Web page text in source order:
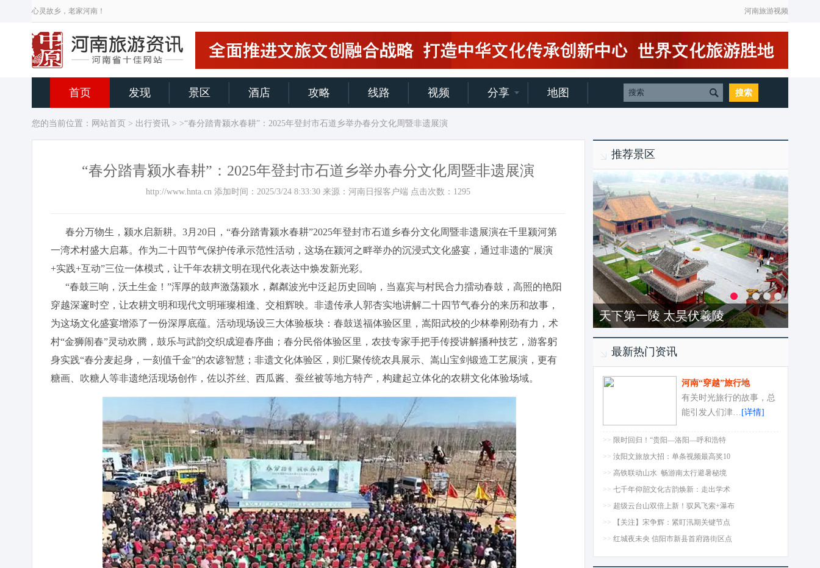
心灵故乡，老家河南！ 河南旅游视频
首页 发现 景区 酒店 攻略 线路 视频 分享 地图
您的当前位置： 网站首页 > 出行资讯 > >“春分踏青颍水春耕”：2025年登封市石道乡举办春分文化周暨非遗展演
“春分踏青颍水春耕”：2025年登封市石道乡举办春分文化周暨非遗展演
http://www.hnta.cn 添加时间：2025/3/24 8:33:30 来源：河南日报客户端 点击次数： 1295
春分万物生，颍水启新耕。3月20日，“春分踏青颍水春耕”2025年登封市石道乡春分文化周暨非遗展演在千里颍河第
一湾术村盛大启幕。作为二十四节气保护传承示范性活动，这场在颍河之畔举办的沉浸式文化盛宴，通过非遗的“展演
+实践+互动”三位一体模式，让千年农耕文明在现代化表达中焕发新光彩。
“春鼓三响，沃土生金！”浑厚的鼓声激荡颍水，粼粼波光中泛起历史回响，当嘉宾与村民合力擂动春鼓，高照的艳阳
穿越深邃时空，让农耕文明和现代文明璀璨相逢、交相辉映。非遗传承人郭杏实地讲解二十四节气春分的来历和故事，
为这场文化盛宴增添了一份深厚底蕴。活动现场设三大体验板块：春鼓送福体验区里，嵩阳武校的少林拳刚劲有力，术
村“金狮闹春”灵动欢腾，鼓乐与武韵交织成迎春序曲；春分民俗体验区里，农技专家手把手传授讲解播种技艺，游客躬
身实践“春分麦起身，一刻值千金”的农谚智慧；非遗文化体验区，则汇聚传统农具展示、嵩山宝剑锻造工艺展演，更有
糖画、吹糖人等非遗绝活现场创作，佐以芥丝、西瓜酱、蚕丝被等地方特产，构建起立体化的农耕文化体验场域。
推荐景区
天下第一陵 太昊伏羲陵
最新热门资讯
河南“穿越”旅行地
有关时光旅行的故事，总
能引发人们津… [详情]
>> 限时回归！“贵阳—洛阳—呼和浩特
>> 汝阳文旅放大招：单条视频最高奖10
>> 高铁联动山水 畅游南太行避暑秘境
>> 七千年仰韶文化古韵焕新：走出学术
>> 超级云台山双倍上新！驭风飞索+瀑布
>>
【关注】宋争辉：紧盯汛期关键节点
>> 红城夜未央 信阳市新县首府路街区点